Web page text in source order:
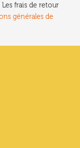
frais de retour
générales de